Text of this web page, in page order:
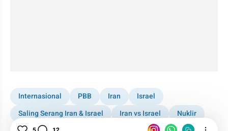
Internasional PBB Iran
Israel
Saling Serang Iran & Israel
Iran vs Israel
Nuklir